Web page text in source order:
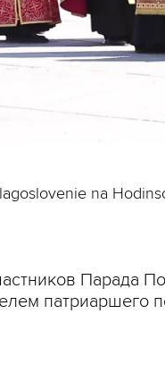
na
Парада